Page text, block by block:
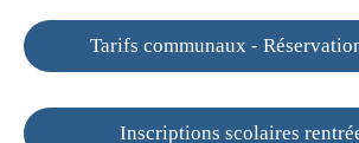
Tarifs communaux -
Inscriptions scolaires